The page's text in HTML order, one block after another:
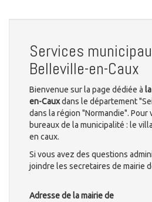
Services
Belleville-en-Caux
Bienvenue sur la page dédiée à
en-Cauxdans le département
dans la région "Normandie". Pour
bureaux de la municipalité : le
en caux.
Si vous avez des questions
joindre les secretaires de mairie
Adresse de la mairie de